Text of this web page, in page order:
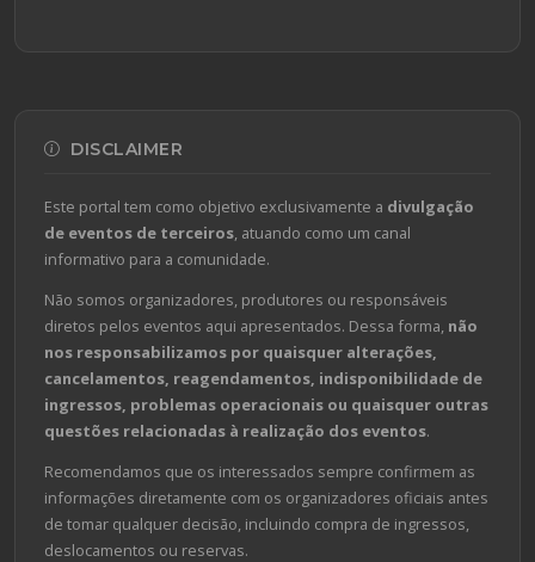
DISCLAIMER
Este portal tem como objetivo exclusivamente a divulgação
de eventos de terceiros, atuando como um canal
informativo para a comunidade.
Não somos organizadores, produtores ou responsáveis
diretos pelos eventos aqui apresentados. Dessa forma, não
nos responsabilizamos por quaisquer alterações,
cancelamentos, reagendamentos, indisponibilidade de
ingressos, problemas operacionais ou quaisquer outras
questões relacionadas à realização dos eventos.
Recomendamos que os interessados sempre confirmem as
informações diretamente com os organizadores oficiais antes
de tomar qualquer decisão, incluindo compra de ingressos,
deslocamentos ou reservas.